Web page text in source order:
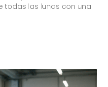
todas las lunas con una